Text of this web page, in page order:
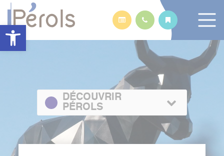
Ouvrir la barre d’outils
DÉCOUVRIR
PÉROLS
Panneau de gestion des cookies